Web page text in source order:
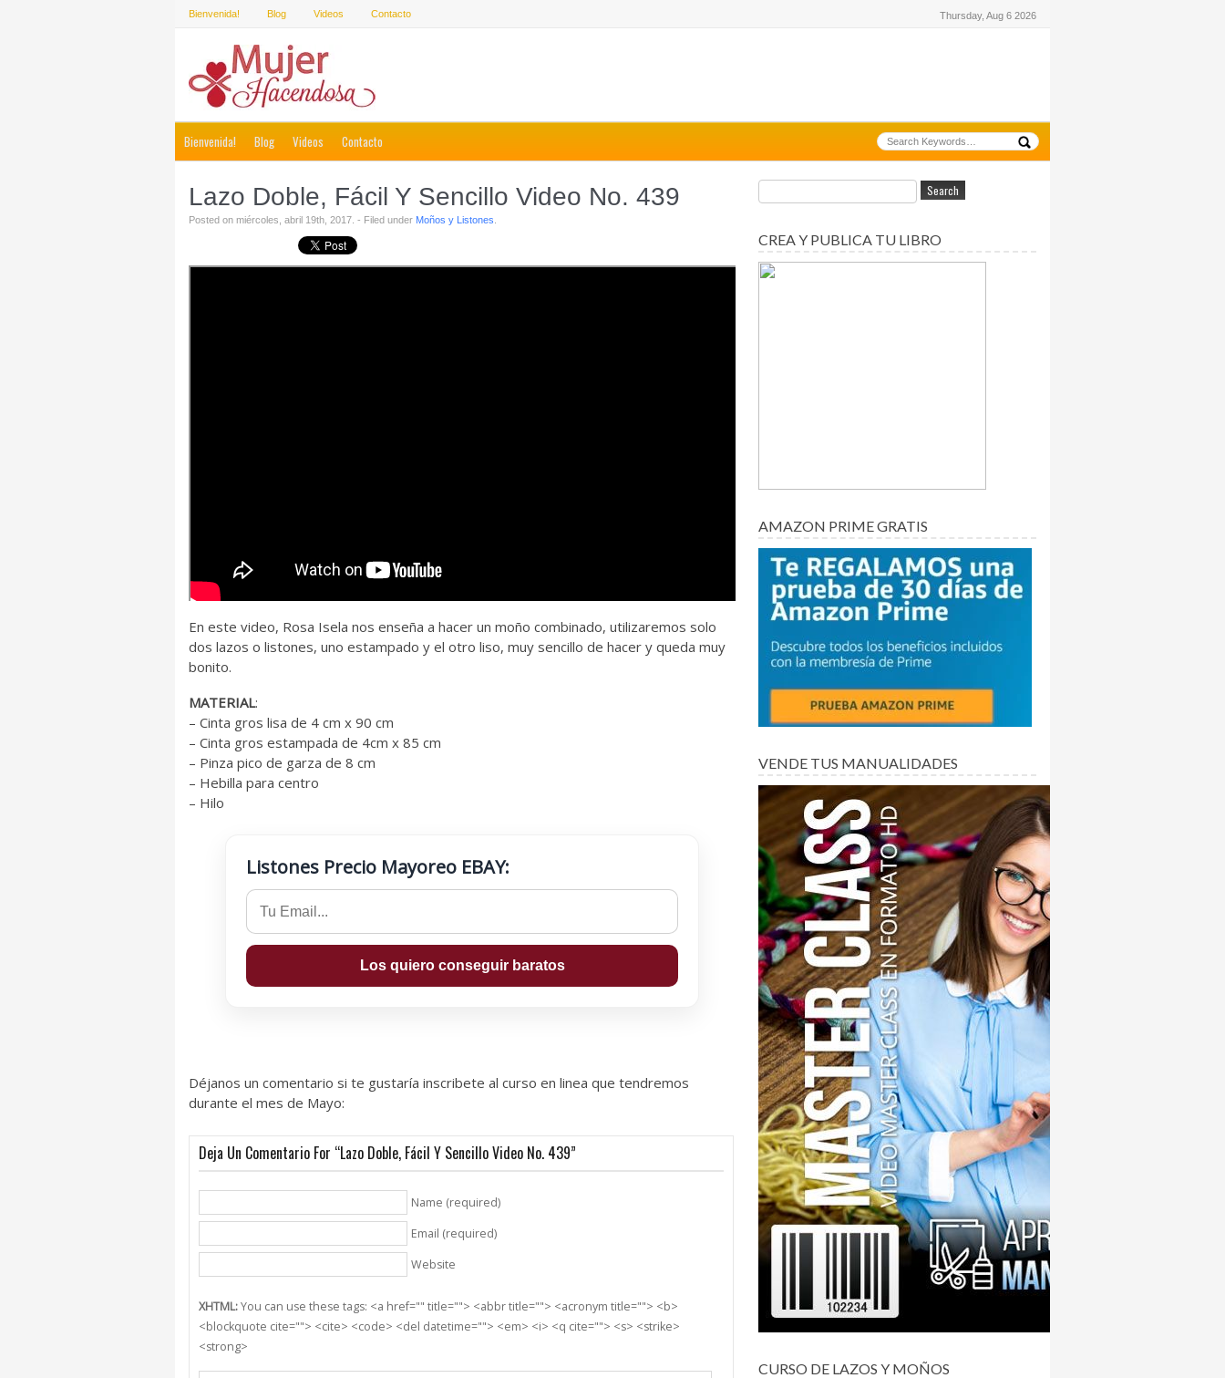
Bienvenida! Blog Videos Contacto Thursday, Aug 6 2026
Bienvenida! Blog Videos Contacto
Lazo Doble, Fácil Y Sencillo Video No. 439
Posted on miércoles, abril 19th, 2017. - Filed under Moños y Listones
En este video, Rosa Isela nos enseña a hacer un moño combinado, utilizaremos solo
dos lazos o listones, uno estampado y el otro liso, muy sencillo de hacer y queda muy
bonito.
MATERIAL:
– Cinta gros lisa de 4 cm x 90 cm
– Cinta gros estampada de 4cm x 85 cm
– Pinza pico de garza de 8 cm
– Hebilla para centro
– Hilo
Listones Precio Mayoreo EBAY:
Déjanos un comentario si te gustaría inscribete al curso en linea que tendremos
durante el mes de Mayo:
Deja Un Comentario For “Lazo Doble, Fácil Y Sencillo Video No. 439”
Name (required)
Email (required)
Website
XHTML:You can use these tags: <a href="" title=""> <abbr title=""> <acronym title=""> <b>
<blockquote cite=""> <cite> <code> <del datetime=""> <em> <i> <q cite=""> <s> <strike>
<strong>
CREA Y PUBLICA TU LIBRO
AMAZON PRIME GRATIS
VENDE TUS MANUALIDADES
CURSO DE LAZOS Y MOÑOS